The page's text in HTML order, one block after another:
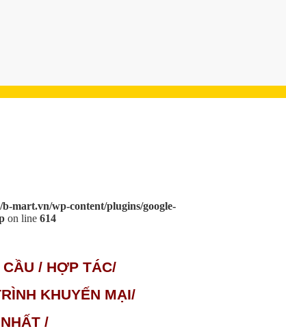
b-mart.vn/wp-content/plugins/google-
on line 614
/ HỢP TÁC/
KHUYẾN MẠI/
/